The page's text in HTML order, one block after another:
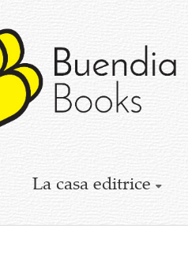
La casa editrice